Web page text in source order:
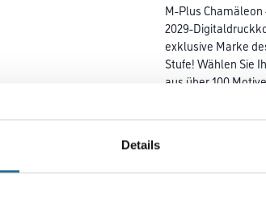
Details
M-Plus
2029-
exklusive Marke
Stufe! Wählen Sie
aus über 100
umsetzen! M-Plus
Sie so Ihre